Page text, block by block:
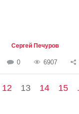
Сергей Печуров
0 6907
12 13 14 15